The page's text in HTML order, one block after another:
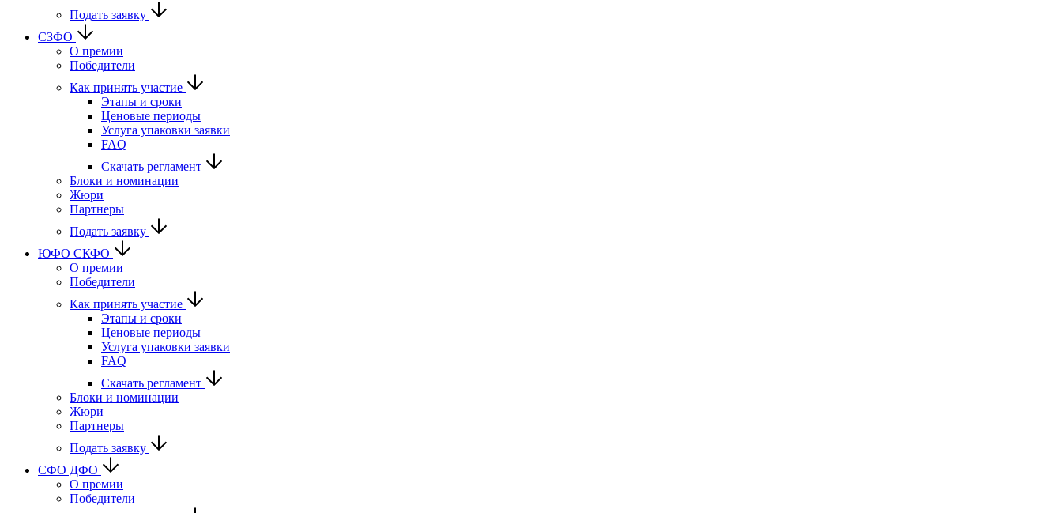
Подать заявку
СЗФО
О премии
Победители
Как принять участие
Этапы и сроки
Ценовые периоды
Услуга упаковки заявки
FAQ
Скачать регламент
Блоки и номинации
Жюри
Партнеры
Подать заявку
ЮФО СКФО
О премии
Победители
Как принять участие
Этапы и сроки
Ценовые периоды
Услуга упаковки заявки
FAQ
Скачать регламент
Блоки и номинации
Жюри
Партнеры
Подать заявку
CФО ДФО
О премии
Победители